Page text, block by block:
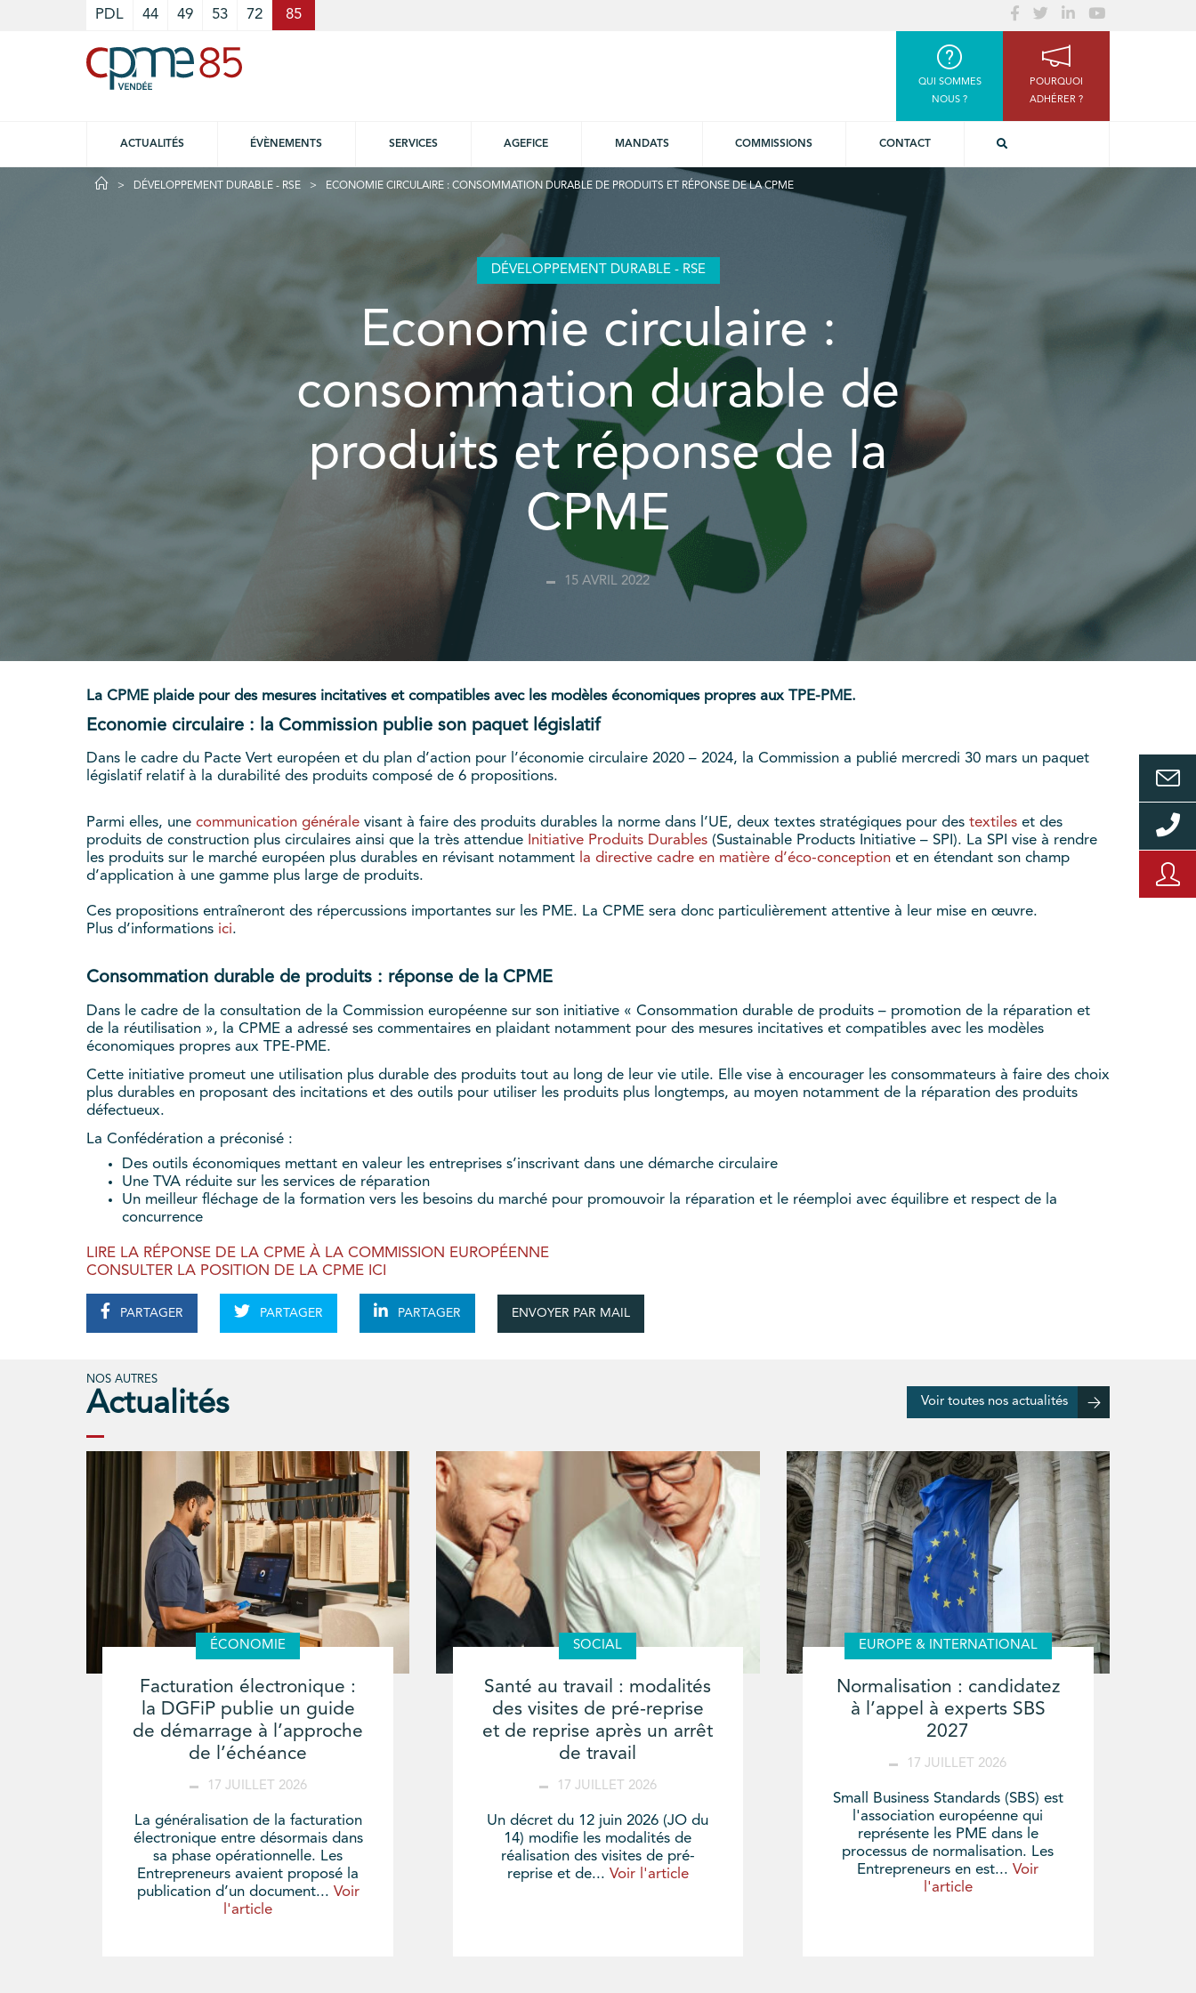
PDL 44 49 53 72 85
QUI SOMMES
NOUS ?
POURQUOI
ADHÉRER ?
ACTUALITÉS ÉVÈNEMENTS SERVICES AGEFICE MANDATS COMMISSIONS CONTACT
DÉVELOPPEMENT DURABLE - RSE ECONOMIE CIRCULAIRE : CONSOMMATION DURABLE DE PRODUITS ET RÉPONSE DE LA CPME
DÉVELOPPEMENT DURABLE - RSE
Economie circulaire :
consommation durable de
produits et réponse de la
CPME
15 AVRIL 2022
La CPME plaide pour des mesures incitatives et compatibles avec les modèles économiques propres aux TPE-PME.
Economie circulaire : la Commission publie son paquet législatif
Dans le cadre du Pacte Vert européen et du plan d’action pour l’économie circulaire 2020 – 2024, la Commission a publié mercredi 30 mars un paquet
législatif relatif à la durabilité des produits composé de 6 propositions.
Parmi elles, une communication générale visant à faire des produits durables la norme dans l’UE, deux textes stratégiques pour des textiles et des
produits de construction plus circulaires ainsi que la très attendue Initiative Produits Durables (Sustainable Products Initiative – SPI). La SPI vise à rendre
les produits sur le marché européen plus durables en révisant notamment la directive cadre en matière d’éco-conception et en étendant son champ
d’application à une gamme plus large de produits.
Ces propositions entraîneront des répercussions importantes sur les PME. La CPME sera donc particulièrement attentive à leur mise en œuvre.
Plus d’informations ici.
Consommation durable de produits : réponse de la CPME
Dans le cadre de la consultation de la Commission européenne sur son initiative « Consommation durable de produits – promotion de la réparation et
de la réutilisation », la CPME a adressé ses commentaires en plaidant notamment pour des mesures incitatives et compatibles avec les modèles
économiques propres aux TPE-PME.
Cette initiative promeut une utilisation plus durable des produits tout au long de leur vie utile. Elle vise à encourager les consommateurs à faire des choix
plus durables en proposant des incitations et des outils pour utiliser les produits plus longtemps, au moyen notamment de la réparation des produits
défectueux.
La Confédération a préconisé :
Des outils économiques mettant en valeur les entreprises s’inscrivant dans une démarche circulaire
Une TVA réduite sur les services de réparation
Un meilleur fléchage de la formation vers les besoins du marché pour promouvoir la réparation et le réemploi avec équilibre et respect de la
concurrence
LIRE LA RÉPONSE DE LA CPME À LA COMMISSION EUROPÉENNE
CONSULTER LA POSITION DE LA CPME ICI
PARTAGER PARTAGER PARTAGER ENVOYER PAR MAIL
NOS AUTRES
Actualités Voir toutes nos actualités
ÉCONOMIE
Facturation électronique :
la DGFiP publie un guide
de démarrage à l’approche
de l’échéance
17 JUILLET 2026
La généralisation de la facturation
électronique entre désormais dans
sa phase opérationnelle. Les
Entrepreneurs avaient proposé la
publication d’un document... Voir
l'article
SOCIAL
Santé au travail : modalités
des visites de pré-reprise
et de reprise après un arrêt
de travail
17 JUILLET 2026
Un décret du 12 juin 2026 (JO du
14) modifie les modalités de
réalisation des visites de pré-
reprise et de... Voir l'article
EUROPE & INTERNATIONAL
Normalisation : candidatez
à l’appel à experts SBS
2027
17 JUILLET 2026
Small Business Standards (SBS) est
l'association européenne qui
représente les PME dans le
processus de normalisation. Les
Entrepreneurs en est...Voir
l'article
Cookies management panel